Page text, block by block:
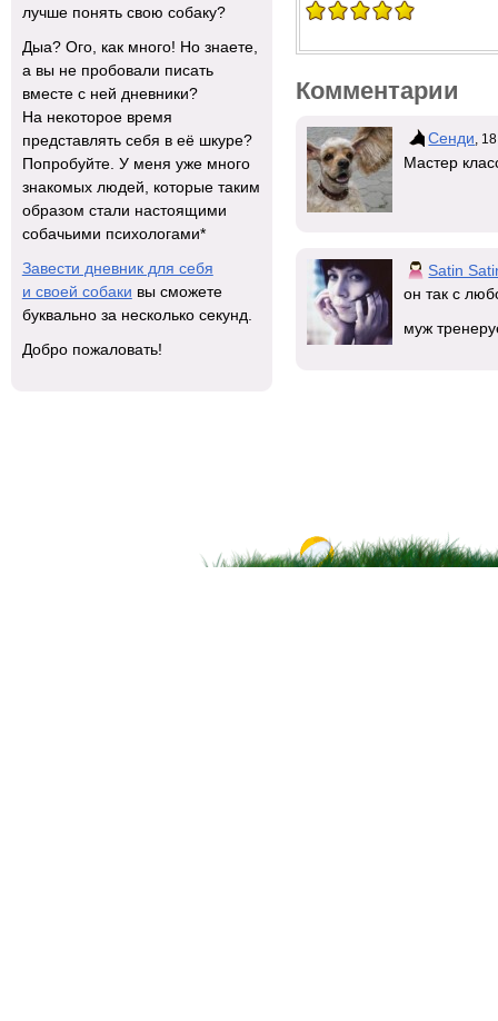
Комментарии
Сенди ,
Мастер
Satin
он так с
муж
лучше понять свою собаку?
Дыа? Ого, как много! Но знаете,
а вы не пробовали писать
вместе с ней дневники?
На некоторое время
представлять себя в её шкуре?
Попробуйте. У меня уже много
знакомых людей, которые таким
образом стали настоящими
собачьими психологами*
Завести дневник для себя
и своей собаки вы сможете
буквально за несколько секунд.
Добро пожаловать!